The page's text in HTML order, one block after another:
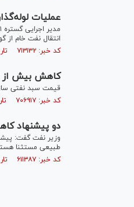
عملیات لوله‌گذاری گستره ۱ قطعه ۱ خط لوله
انتقال نفت خام از گوره به جاسک ۱۰
کد خبر: ۷۱۳۱۳۲ تاریخ انتشار : ۱۴۰۰/۰۱/۱۱
کاهش بیش از ۲ دلاری قیمت سبد نفتی اوپک
قیمت سبد نفتی سازمان
کد خبر: ۷۰۶۹۱۷ تاریخ انتشار : ۱۳۹۹/۱۲/۱۳
دو پیشنهاد کاهش ۱۰ و ۱۱ میلیون بشکه‌ای تولید نفت از سوی اوپک و
طبیعی مستثنا
کد خبر: ۶۱۱۳۸۷ تاریخ انتشار : ۱۳۹۹/۰۱/۲۱